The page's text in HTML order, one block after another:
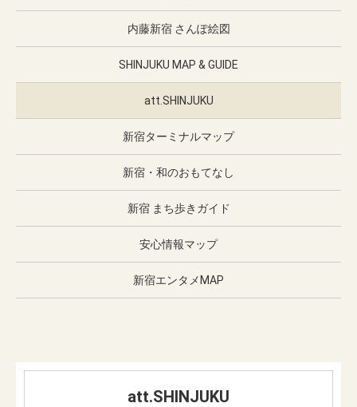
内藤新宿 さんぽ絵図
SHINJUKU MAP & GUIDE
att.SHINJUKU
新宿ターミナルマップ
新宿・和のおもてなし
新宿 まち歩きガイド
安心情報マップ
新宿エンタメMAP
att.SHINJUKU